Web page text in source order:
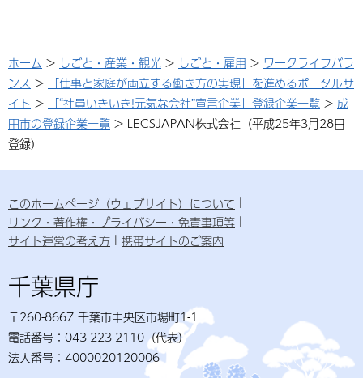
ホーム > しごと・産業・観光 > しごと・雇用 > ワークライフバラ
ンス >
「仕事と家庭が両立する働き方の実現」を進めるポータルサ
イト > 「“社員いきいき!元気な会社”宣言企業」登録企業一覧 > 成
田市の登録企業一覧 > LECSJAPAN株式会社（平成25年3月28日
登録）
このホームページ（ウェブサイト）について
リンク・著作権・プライバシー・免責事項等
サイト運営の考え方
携帯サイトのご案内
千葉県庁
〒260-8667 千葉市中央区市場町1-1
電話番号：043-223-2110（代表）
法人番号：4000020120006